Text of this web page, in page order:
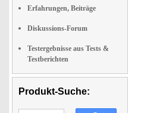
Erfahrungen, Beiträge
Diskussions-Forum
Testergebnisse aus Tests &
Testberichten
Produkt-Suche: